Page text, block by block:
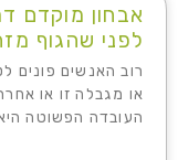
אבחון מוקדם
לפני שהגוף
רוב האנשים פונים
או מגבלה זו או
העובדה הפשוטה